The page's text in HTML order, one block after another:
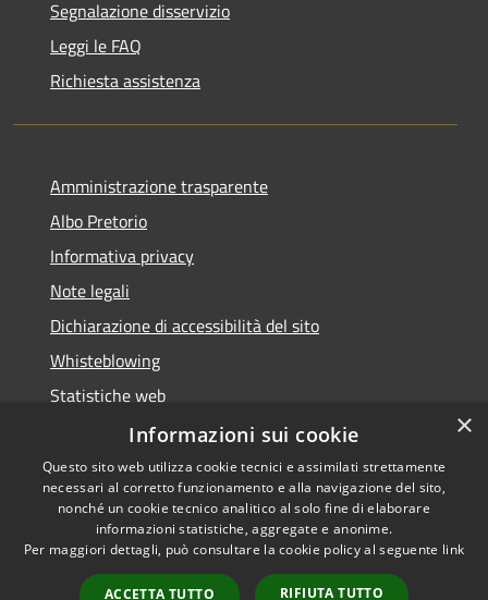
Segnalazione disservizio
Leggi le FAQ
Richiesta assistenza
Amministrazione trasparente
Albo Pretorio
Informativa privacy
Note legali
Dichiarazione di accessibilità del sito
Whisteblowing
Statistiche web
Segnalazioni di non conformità
RSS
Accessibility
Copyright © 2026 • Town of •
Municipium
Admin access
×
Informazioni sui cookie
Questo sito web utilizza cookie tecnici e assimilati strettamente
necessari al corretto funzionamento e alla navigazione del sito,
nonché un cookie tecnico analitico al solo fine di elaborare
informazioni statistiche, aggregate e anonime.
Per maggiori dettagli, può consultare la cookie policy al seguente link
ACCETTA TUTTO RIFIUTA TUTTO